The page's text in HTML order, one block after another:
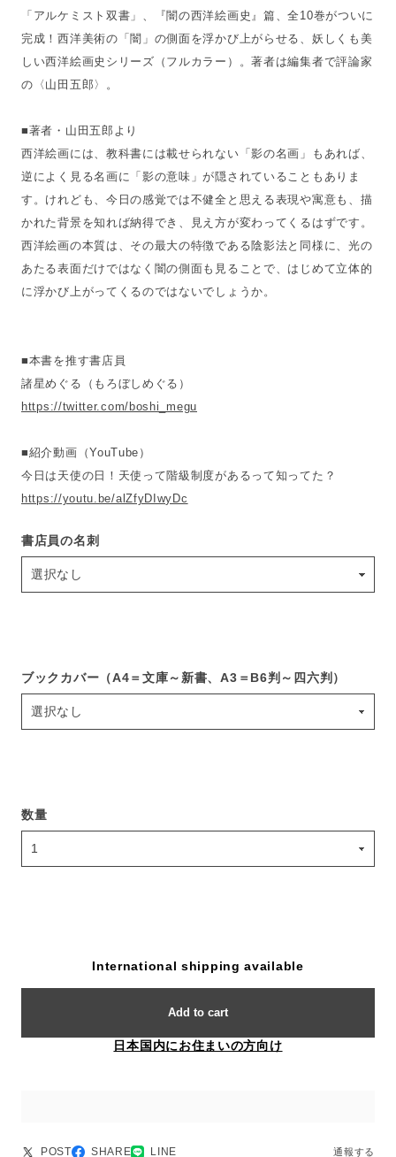
「アルケミスト双書」、『闇の西洋絵画史』篇、全10巻がついに
完成！西洋美術の「闇」の側面を浮かび上がらせる、妖しくも美
しい西洋絵画史シリーズ（フルカラー）。著者は編集者で評論家
の〈山田五郎〉。
■著者・山田五郎より
西洋絵画には、教科書には載せられない「影の名画」もあれば、
逆によく見る名画に「影の意味」が隠されていることもありま
す。けれども、今日の感覚では不健全と思える表現や寓意も、描
かれた背景を知れば納得でき、見え方が変わってくるはずです。
西洋絵画の本質は、その最大の特徴である陰影法と同様に、光の
あたる表面だけではなく闇の側面も見ることで、はじめて立体的
に浮かび上がってくるのではないでしょうか。
■本書を推す書店員
諸星めぐる（もろぼしめぐる）
https://twitter.com/boshi_megu
■紹介動画（YouTube）
今日は天使の日！天使って階級制度があるって知ってた？
https://youtu.be/alZfyDIwyDc
書店員の名刺
ブックカバー（A4＝文庫～新書、A3＝B6判～四六判）
数量
International shipping available
Add to cart
日本国内にお住まいの方向け
POST SHARE LINE 通報する